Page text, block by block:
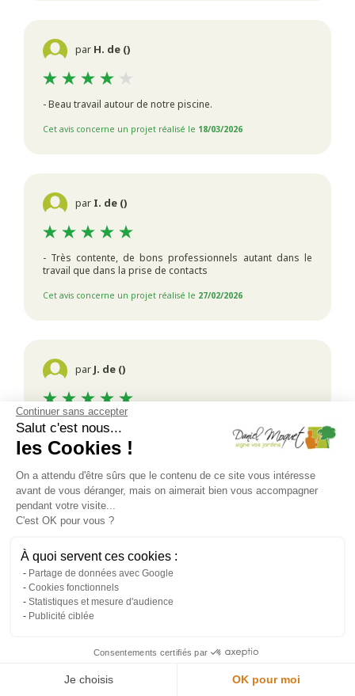
Continuer sans accepter
Salut c'est nous...
les Cookies !
On a attendu d'être sûrs que le contenu de ce site vous intéresse
avant de vous déranger, mais on aimerait bien vous accompagner
pendant votre visite...
C'est OK pour vous ?
À quoi servent ces cookies :
Partage de données avec Google
Cookies fonctionnels
Statistiques et mesure d'audience
Publicité ciblée
Consentements certifiés par
Je choisis OK pour moi
par H. de ()
- Beau travail autour de notre piscine.
Cet avis concerne un projet réalisé le 18/03/2026
par I. de ()
- Très contente, de bons professionnels autant dans le
travail que dans la prise de contacts
Cet avis concerne un projet réalisé le 27/02/2026
par J. de ()
- prestation très professionnelle.
Cet avis concerne un projet réalisé le 13/02/2026
parJ. de ()
- Entreprise sérieuse
Cet avis concerne un projet réalisé le
parF. de ()